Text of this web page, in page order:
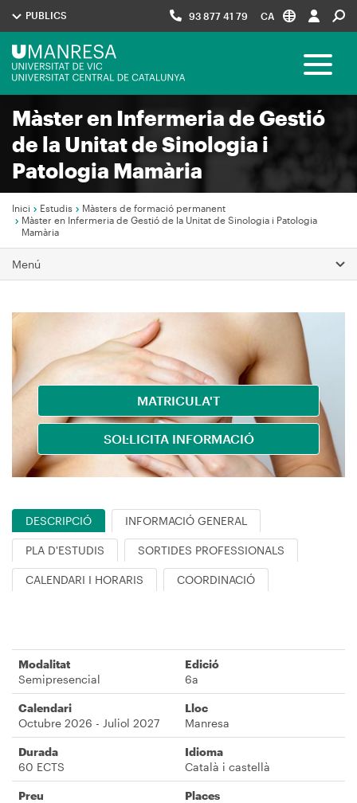
Menú
UManresa
PUBLICS 93 877 41 79 CA
Navegació
principal
Toggle
Màster en Infermeria de Gestió
de la Unitat de Sinologia i
Patologia Mamària
Fil
d'Ariadna
Inici Estudis
Màsters de formació permanent
Màster en Infermeria de Gestió de la Unitat de Sinologia i Patologia
Mamària
Menú
Imagen
MATRICULA'T
SOL·LICITA INFORMACIÓ
DESCRIPCIÓ INFORMACIÓ GENERAL
PLA D'ESTUDIS SORTIDES PROFESSIONALS
CALENDARI I HORARIS COORDINACIÓ
Modalitat
Semipresencial
Edició
6a
Calendari
Octubre 2026 - Juliol 2027
Lloc
Manresa
Durada
60 ECTS
Idioma
Català i castellà
Preu
Places